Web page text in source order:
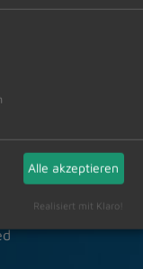
Fragen
Alle akzeptieren
Realisiert mit Klaro!